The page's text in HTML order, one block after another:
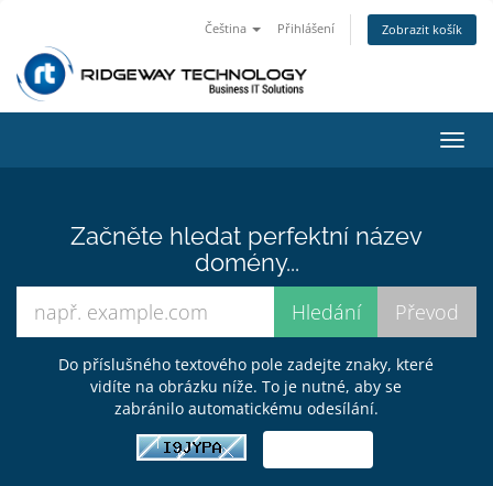
Čeština Přihlášení Zobrazit košík
Začněte hledat perfektní název
domény...
Do příslušného textového pole zadejte znaky, které
vidíte na obrázku níže. To je nutné, aby se
zabránilo automatickému odesílání.